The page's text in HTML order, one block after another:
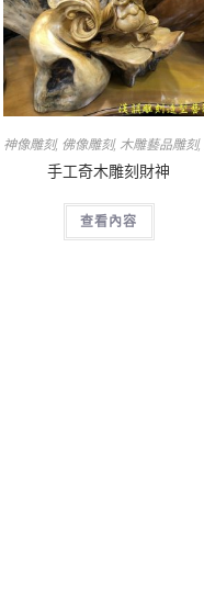
財納福吉祥物
神像雕刻, 佛像雕刻, 木雕藝品雕刻,
手工奇木雕刻財神
查看內容